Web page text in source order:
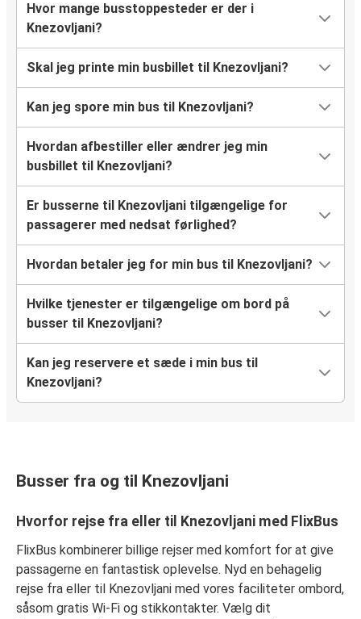
Hvor mange busstoppesteder er der i
Knezovljani?
Skal jeg printe min busbillet til Knezovljani?
Kan jeg spore min bus til Knezovljani?
Hvordan afbestiller eller ændrer jeg min
busbillet til Knezovljani?
Er busserne til Knezovljani tilgængelige for
passagerer med nedsat førlighed?
Hvordan betaler jeg for min bus til Knezovljani?
Hvilke tjenester er tilgængelige om bord på
busser til Knezovljani?
Kan jeg reservere et sæde i min bus til
Knezovljani?
Busser fra og til Knezovljani
Hvorfor rejse fra eller til Knezovljani med FlixBus
FlixBus kombinerer billige rejser med komfort for at give
passagerne en fantastisk oplevelse. Nyd en behagelig
rejse fra eller til Knezovljani med vores faciliteter ombord,
såsom gratis Wi-Fi og stikkontakter. Vælg dit